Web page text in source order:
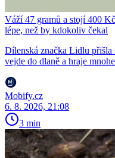
Váží 47 gramů a stojí 400
lépe, než by kdokoliv čekal
Dílenská značka Lidlu přišla
vejde do dlaně a hraje
Mobify.cz
6. 8. 2026, 21:08
3 min